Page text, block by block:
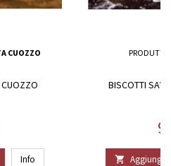
CUOZZO
CUOZZO
Info
BISCOTTI
 Aggiungi